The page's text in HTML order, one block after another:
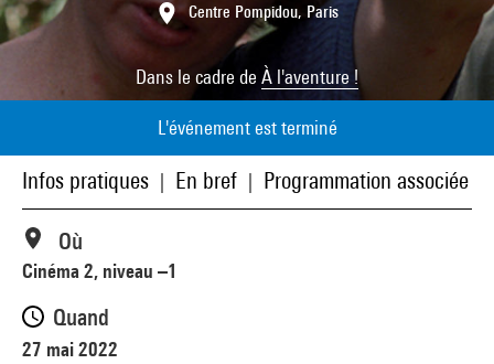
Centre Pompidou, Paris
Dans le cadre de À l'aventure !
L'événement est terminé
Infos pratiques En bref Programmation associée
Où
Cinéma 2, niveau –1
Quand
27 mai 2022